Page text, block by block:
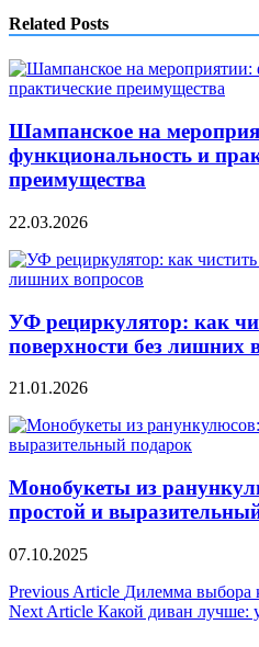
Related Posts
Шампанское на
функциональность и
преимущества
22.03.2026
УФ рециркулятор: как
поверхности без лишних
21.01.2026
Монобукеты из
простой и
07.10.2025
Навигация
по
Previous Article Дилемма выбора
Next Article Какой диван лучше: